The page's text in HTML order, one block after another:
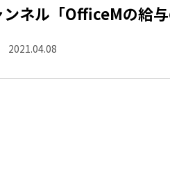
ネル「OfficeMの給与
2021.04.08